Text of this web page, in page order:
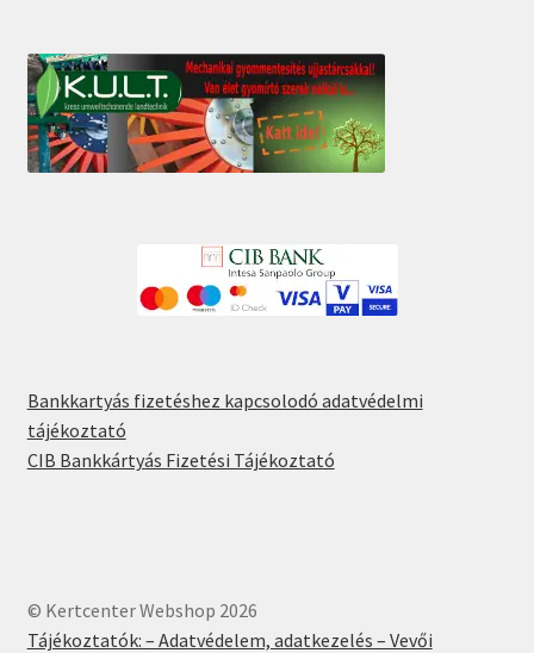
Bankkartyás fizetéshez kapcsolodó adatvédelmi
tájékoztató
CIB Bankkártyás Fizetési Tájékoztató
© Kertcenter Webshop 2026
Tájékoztatók: – Adatvédelem, adatkezelés – Vevői